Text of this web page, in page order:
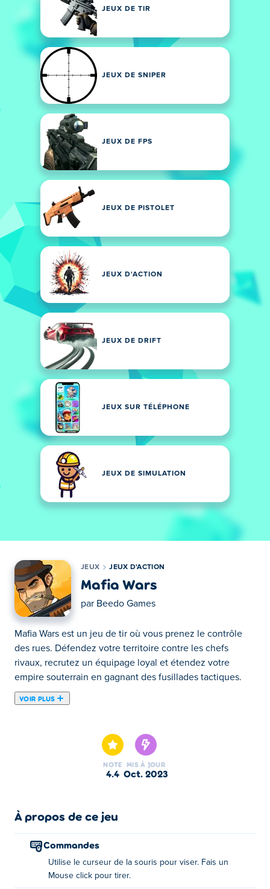
JEUX DE TIR
JEUX DE SNIPER
JEUX DE FPS
JEUX DE PISTOLET
JEUX D'ACTION
JEUX DE DRIFT
JEUX SUR TÉLÉPHONE
JEUX DE SIMULATION
JEUX JEUX D'ACTION
Mafia Wars
par Beedo Games
Mafia Wars est un jeu de tir où vous prenez le contrôle
des rues. Défendez votre territoire contre les chefs
rivaux, recrutez un équipage loyal et étendez votre
empire souterrain en gagnant des fusillades tactiques.
VOIR PLUS
corruption de la mafia. Le jeu propose de nombreux
niveaux captivants et immersifs avec différents types de
boss. Vous devez être prudent avec la façon dont vous
nombreuses armes sympas et de puissants alliés en
vous ne pouvez pas refuser: partagez ce jeu avec vos
Comment jouer:
NOTE
4.4
MIS À JOUR
oct. 2023
À propos de ce jeu
Commandes
Utilise le curseur de la souris pour viser. Fais un
Mouse click pour tirer.